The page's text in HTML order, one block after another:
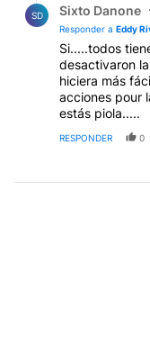
SD Sixto Danone
Responder a Eddy
Si.....todos
desactivaron
hiciera más
acciones pour
estás piola.....
RESPONDER 0